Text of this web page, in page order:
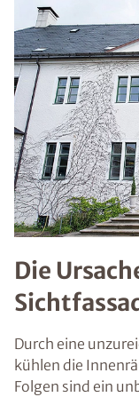
Die
Durch eine
kühlen die
Folgen sind ein